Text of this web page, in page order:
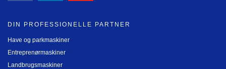
DIN PROFESSIONELLE PARTNER
Have og parkmaskiner
Entreprenørmaskiner
Landbrugsmaskiner